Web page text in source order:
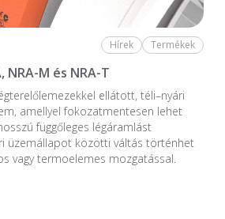
Hírek Termékek
M és NRA-T
ellátott, téli–nyári
amellyel fokozatmentesen lehet
függőleges légáramlást
üzemállapot közötti váltás történhet
vagy termoelemes mozgatással.